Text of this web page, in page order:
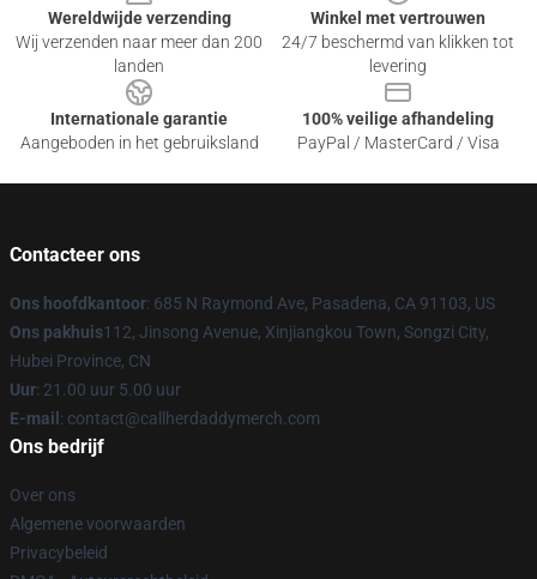
Wereldwijde verzending
Wij verzenden naar meer dan 200
landen
Winkel met vertrouwen
24/7 beschermd van klikken tot
levering
Internationale garantie
Aangeboden in het gebruiksland
100% veilige afhandeling
PayPal / MasterCard / Visa
Contacteer ons
Ons hoofdkantoor: 685 N Raymond Ave, Pasadena, CA 91103, US
Ons pakhuis112, Jinsong Avenue, Xinjiangkou Town, Songzi City,
Hubei Province, CN
Uur: 21.00 uur 5.00 uur
E-mail : contact@callherdaddymerch.com
Ons bedrijf
Over ons
Algemene voorwaarden
Privacybeleid